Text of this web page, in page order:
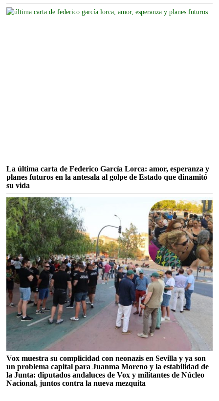
La última carta de Federico García Lorca: amor, esperanza y
planes futuros en la antesala al golpe de Estado que dinamitó
su vida
Vox muestra su complicidad con neonazis en Sevilla y ya son
un problema capital para Juanma Moreno y la estabilidad de
la Junta: diputados andaluces de Vox y militantes de Núcleo
Nacional, juntos contra la nueva mezquita